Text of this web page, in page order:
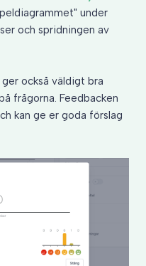
under
och spridningen av
också väldigt bra
frågorna. Feedbacken
kan ge er goda förslag